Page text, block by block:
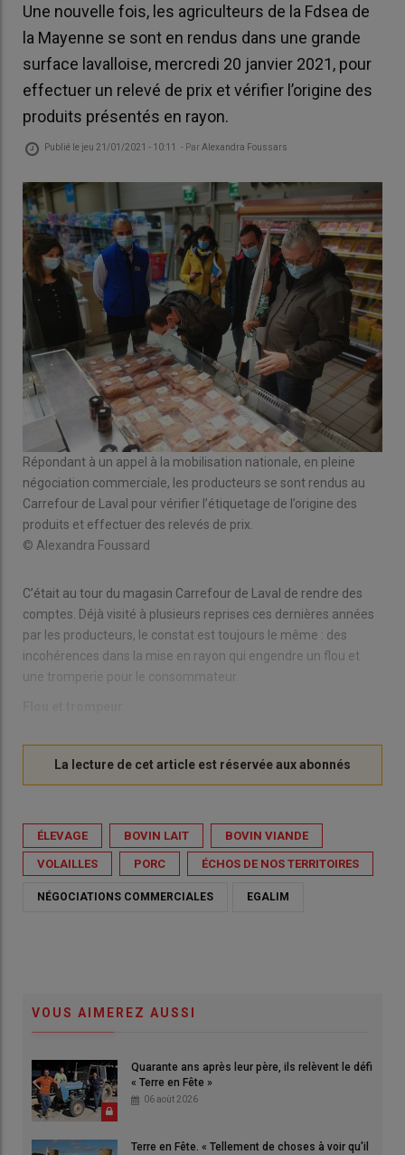
Une nouvelle fois, les agriculteurs de la Fdsea de
la Mayenne se sont en rendus dans une grande
surface lavalloise, mercredi 20 janvier 2021, pour
effectuer un relevé de prix et vérifier l’origine des
produits présentés en rayon.
Publié le jeu 21/01/2021 - 10:11 - Par Alexandra Foussars
Répondant à un appel à la mobilisation nationale, en pleine
négociation commerciale, les producteurs se sont rendus au
Carrefour de Laval pour vérifier l’étiquetage de l’origine des
produits et effectuer des relevés de prix.
© Alexandra Foussard
C’était au tour du magasin Carrefour de Laval de rendre des
comptes. Déjà visité à plusieurs reprises ces dernières années
par les producteurs, le constat est toujours le même : des
incohérences dans la mise en rayon qui engendre un flou et
une tromperie pour le consommateur.
ÉLEVAGE BOVIN LAIT BOVIN VIANDE
VOLAILLES PORC ÉCHOS DE NOS TERRITOIRES
NÉGOCIATIONS COMMERCIALES EGALIM
VOUS AIMEREZ AUSSI
Quarante ans après leur père, ils relèvent le défi
« Terre en Fête »
06 août 2026
Terre en Fête. « Tellement de choses à voir qu'il